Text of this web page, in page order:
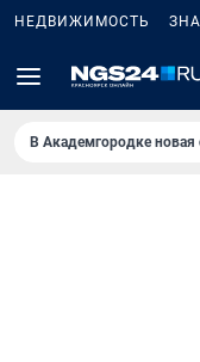
НЕДВИЖИМОСТЬ
В Академгородке новая